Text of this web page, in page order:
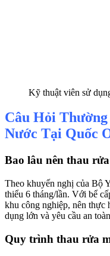
Kỹ thuật viên sử
Câu Hỏi
Nước Tại Quốc
Bao lâu nên thau
Theo khuyến nghị của Bộ
thiểu 6 tháng/lần. Với bể
khu công nghiệp, nên thực
dụng lớn và yêu cầu an
Quy trình thau rửa